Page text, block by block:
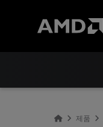
제품